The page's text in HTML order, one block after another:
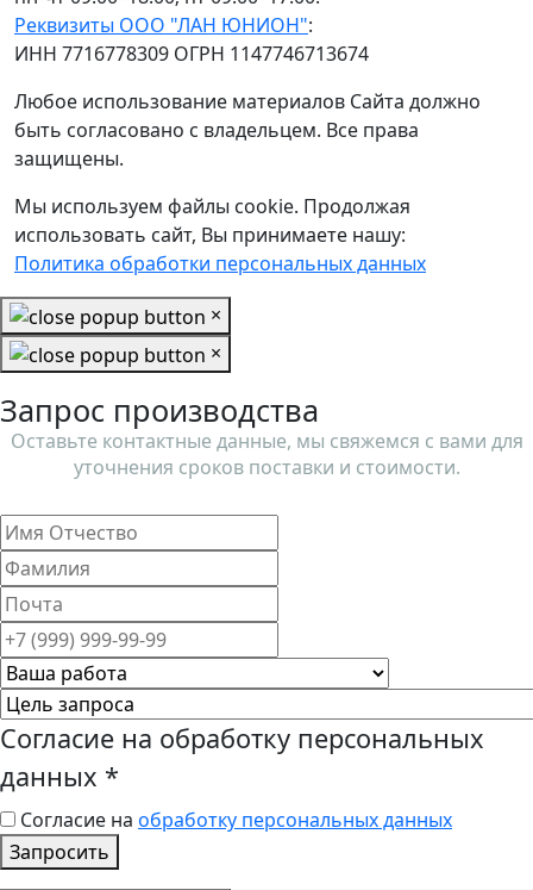
Реквизиты ООО "ЛАН ЮНИОН":
ИНН 7716778309 ОГРН 1147746713674
Любое использование материалов Сайта должно
быть согласовано с владельцем. Все права
защищены.
Мы используем файлы cookie. Продолжая
использовать сайт, Вы принимаете нашу:
Политика обработки персональных данных
×
×
Запрос производства
Оставьте контактные данные, мы свяжемся с вами для
уточнения сроков поставки и стоимости.
Согласие на обработку персональных
данных *
Согласие на обработку персональных данных
Запросить